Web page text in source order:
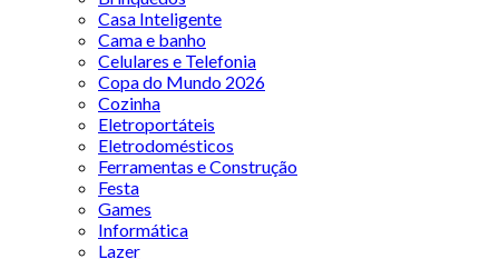
Casa Inteligente
Cama e banho
Celulares e Telefonia
Copa do Mundo 2026
Cozinha
Eletroportáteis
Eletrodomésticos
Ferramentas e Construção
Festa
Games
Informática
Lazer